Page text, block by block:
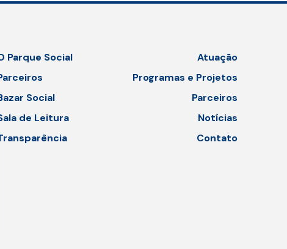
Parque Social
Social
de Leitura
Atuação
Programas e Projetos
Parceiros
Notícias
Contato